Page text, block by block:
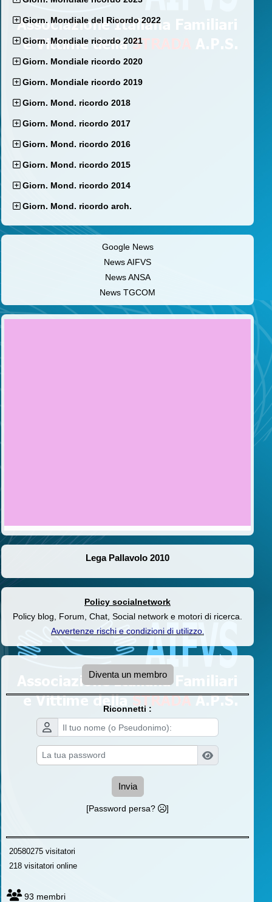
Giorn. Mondiale del Ricordo 2022
Giorn. Mondiale ricordo 2021
Giorn. Mondiale ricordo 2020
Giorn. Mondiale ricordo 2019
Giorn. Mond. ricordo 2018
Giorn. Mond. ricordo 2017
Giorn. Mond. ricordo 2016
Giorn. Mond. ricordo 2015
Giorn. Mond. ricordo 2014
Giorn. Mond. ricordo arch.
Google News
News AIFVS
News ANSA
News TGCOM
Lega Pallavolo 2010
Policy socialnetwork
Policy blog, Forum, Chat, Social network e motori di ricerca.
Avvertenze rischi e condizioni di utilizzo.
Diventa un membro
Riconnetti :
Invia
[Password persa? ]
20580275 visitatori
218 visitatori online
93 membri